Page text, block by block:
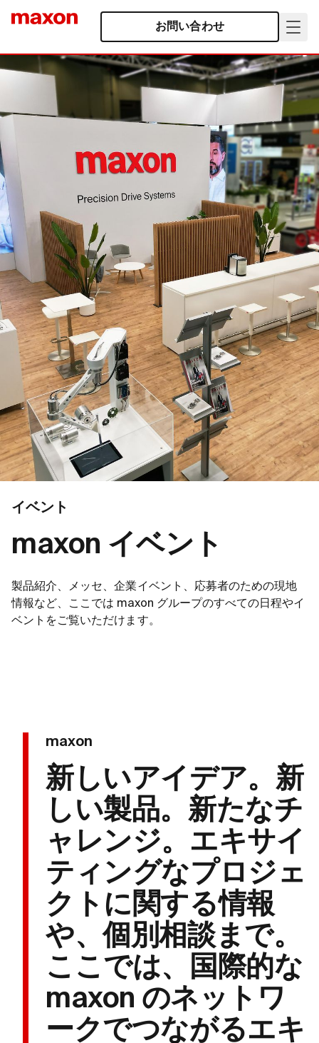
お問い合わせ
イベント
maxon イベント
製品紹介、メッセ、企業イベント、応募者のための現地
情報など、ここでは maxon グループのすべての日程やイ
ベントをご覧いただけます。
maxon
新しいアイデア。新
しい製品。新たなチ
ャレンジ。エキサイ
ティングなプロジェ
クトに関する情報
や、個別相談まで。
ここでは、国際的な
maxon のネットワ
ークでつながるエキ